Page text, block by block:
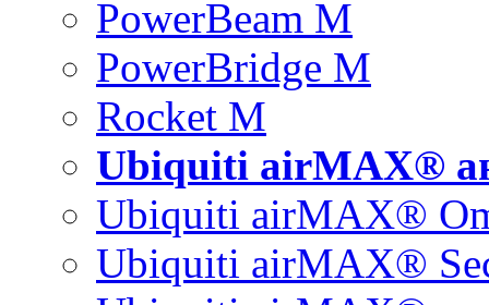
PowerBeam M
PowerBridge M
Rocket M
Ubiquiti airMAX®
Ubiquiti airMAX®
Ubiquiti airMAX®